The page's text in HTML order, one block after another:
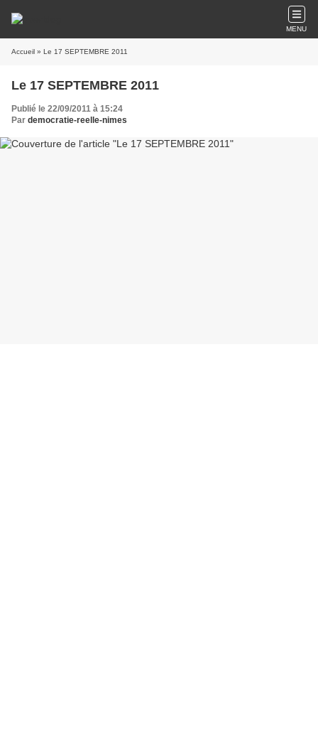
MENU
Accueil » Le 17 SEPTEMBRE 2011
Le 17 SEPTEMBRE 2011
Publié le 22/09/2011 à 15:24
Par democratie-reelle-nimes